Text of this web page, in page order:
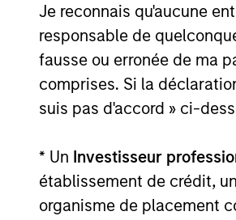
Je reconnais qu'aucune
responsable de
fausse ou erronée de ma
comprises. Si la
suis pas d'accord » ci-
* Un Investisseur
établissement de crédit,
organisme de placement
Un investissement dans ce Fonds
la mesure où ces derniers sont
Certains documents disponibles
compartiments ne sont pas
distribution ou disponibilité serait
spécifiques aux différentes classes
Lanotation Morningstar™des
d’assurance vie à annuités et